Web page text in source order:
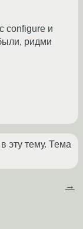
configure и
ридми
эту тему. Тема
→